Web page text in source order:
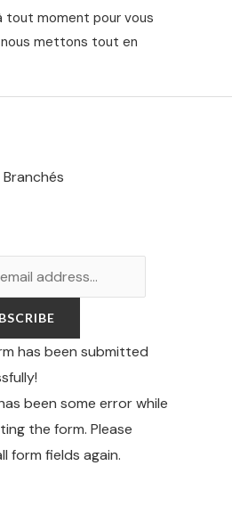
tout moment pour vous
mettons tout en
has been submitted
been some error while
the form. Please
form fields again.